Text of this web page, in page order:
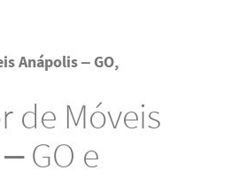
Anápolis – GO,
de Móveis
GO e